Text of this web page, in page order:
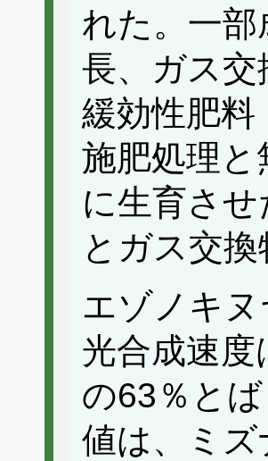
れた。一
長、ガス
緩効性肥
施肥処理
に生育さ
とガス交
エゾノキ
光合成速
の63％と
値は、ミ